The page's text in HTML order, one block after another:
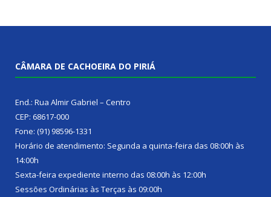
CÂMARA DE CACHOEIRA DO PIRIÁ
End.: Rua Almir Gabriel – Centro
CEP: 68617-000
Fone: (91) 98596-1331
Horário de atendimento: Segunda a quinta-feira das 08:00h às
14:00h
Sexta-feira expediente interno das 08:00h às 12:00h
Sessões Ordinárias às Terças às 09:00h